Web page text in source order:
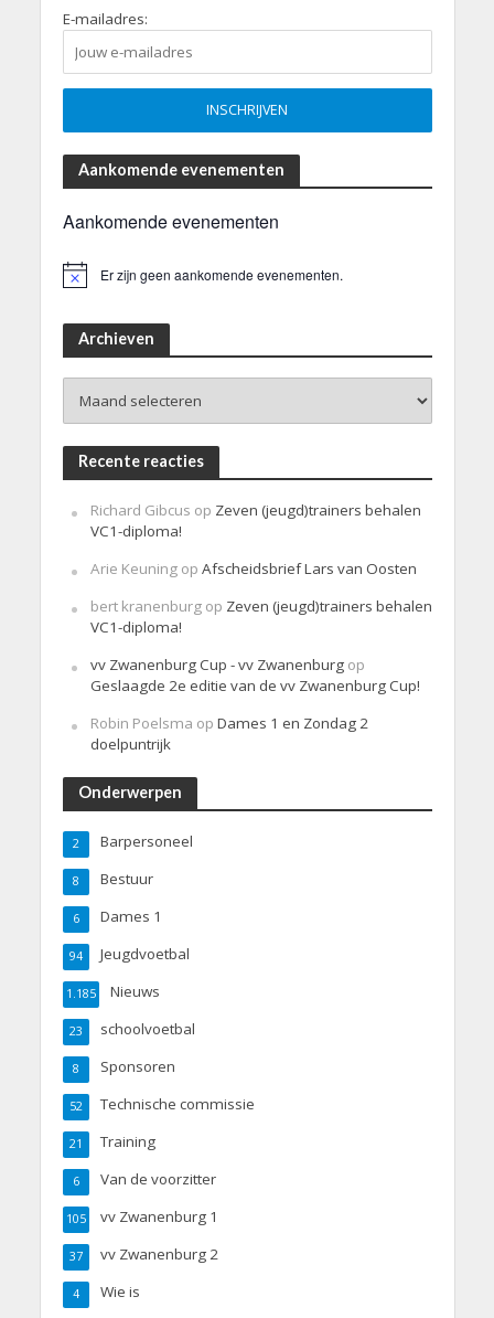
E-mailadres:
Aankomende evenementen
Aankomende evenementen
Er zijn geen aankomende evenementen.
Archieven
Recente reacties
Richard Gibcus op Zeven (jeugd)trainers behalen
VC1-diploma!
Arie Keuningop Afscheidsbrief Lars van Oosten
bert kranenburgop Zeven (jeugd)trainers behalen
VC1-diploma!
vv Zwanenburg Cup - vv Zwanenburgop
Geslaagde 2e editie van de vv Zwanenburg Cup!
Robin Poelsma op Dames 1 en Zondag 2
doelpuntrijk
Onderwerpen
Barpersoneel
2
Bestuur
8
Dames 1
6
Jeugdvoetbal
94
Nieuws
1.185
schoolvoetbal
23
Sponsoren
8
Technische commissie
52
Training
21
Van de voorzitter
6
vv Zwanenburg 1
105
vv Zwanenburg 2
37
Wie is
4